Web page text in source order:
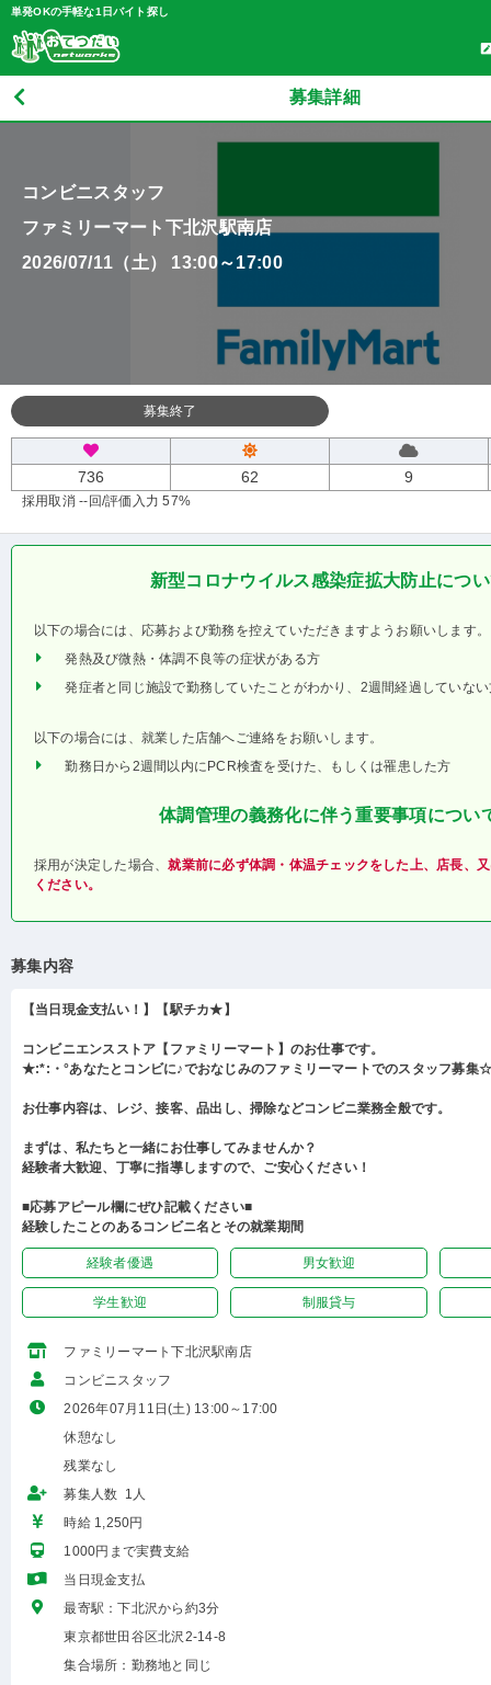
単発OKの手軽な1日バイト探し
募集詳細
コンビニスタッフ
ファミリーマート下北沢駅南店
2026/07/11（土） 13:00～17:00
募集終了
736 62 9
採用取消 --回/評価入力 57%
新型コロナウイルス感染症拡大防止につ
以下の場合には、応募および勤務を控えていただきますようお願いします。
発熱及び微熱・体調不良等の症状がある方
発症者と同じ施設で勤務していたことがわかり、2週間経過していな
以下の場合には、就業した店舗へご連絡をお願いします。
勤務日から2週間以内にPCR検査を受けた、もしくは罹患した方
体調管理の義務化に伴う重要事項につい
採用が決定した場合、就業前に必ず体調・体温チェックをした上、店長、
ください。
募集内容
【当日現金支払い！】【駅チカ★】
コンビニエンスストア【ファミリーマート】のお仕事です。
★:*:・°あなたとコンビに♪でおなじみのファミリーマートでのスタッフ募集
お仕事内容は、レジ、接客、品出し、掃除などコンビニ業務全般です。
まずは、私たちと一緒にお仕事してみませんか？
経験者大歓迎、丁寧に指導しますので、ご安心ください！
■応募アピール欄にぜひ記載ください■
経験したことのあるコンビニ名とその就業期間
経験者優遇 男女歓迎
学生歓迎 制服貸与
ファミリーマート下北沢駅南店
コンビニスタッフ
2026年07月11日(土) 13:00～17:00
休憩なし
残業なし
募集人数 1人
時給 1,250円
1000円まで実費支給
当日現金支払
最寄駅：下北沢から約3分
東京都世田谷区北沢2-14-8
集合場所：勤務地と同じ